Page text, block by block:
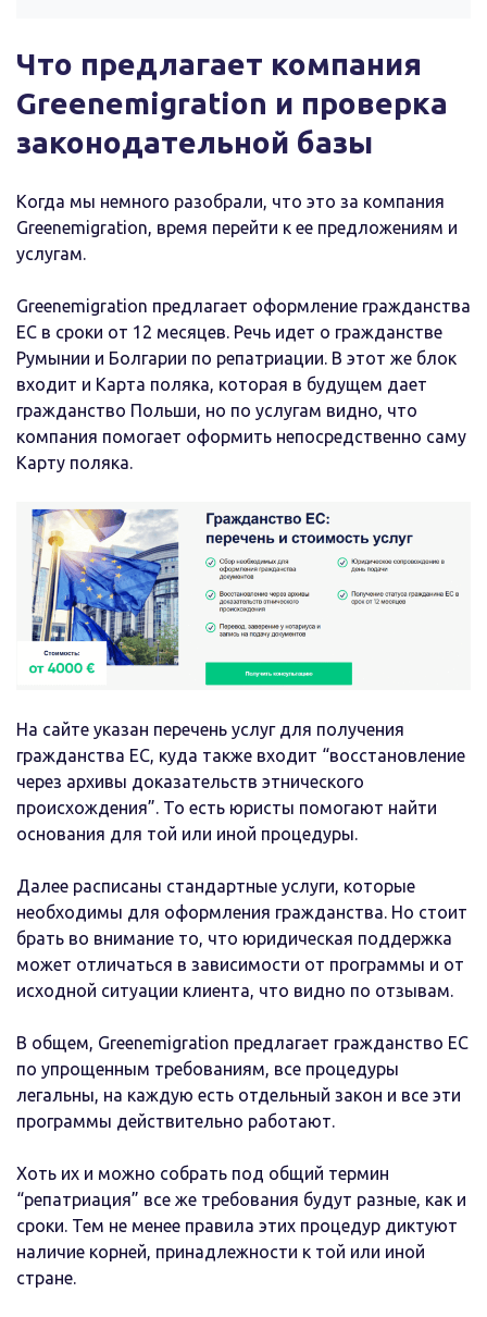
Что предлагает компания
Greenemigration и проверка
законодательной базы
Когда мы немного разобрали, что это за компания
Greenemigration, время перейти к ее предложениям и
услугам.
Greenemigration предлагает оформление гражданства
ЕС в сроки от 12 месяцев. Речь идет о гражданстве
Румынии и Болгарии по репатриации. В этот же блок
входит и Карта поляка, которая в будущем дает
гражданство Польши, но по услугам видно, что
компания помогает оформить непосредственно саму
Карту поляка.
На сайте указан перечень услуг для получения
гражданства ЕС, куда также входит “восстановление
через архивы доказательств этнического
происхождения”. То есть юристы помогают найти
основания для той или иной процедуры.
Далее расписаны стандартные услуги, которые
необходимы для оформления гражданства. Но стоит
брать во внимание то, что юридическая поддержка
может отличаться в зависимости от программы и от
исходной ситуации клиента, что видно по отзывам.
В общем, Greenemigration предлагает гражданство ЕС
по упрощенным требованиям, все процедуры
легальны, на каждую есть отдельный закон и все эти
программы действительно работают.
Хоть их и можно собрать под общий термин
“репатриация” все же требования будут разные, как и
сроки. Тем не менее правила этих процедур диктуют
наличие корней, принадлежности к той или иной
стране.